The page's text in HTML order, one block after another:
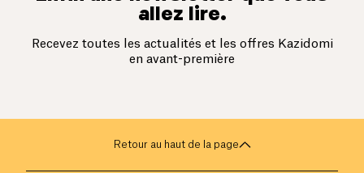
allez lire.
Recevez toutes les actualités et les offres Kazidomi
en avant-première
Retour au haut de la page